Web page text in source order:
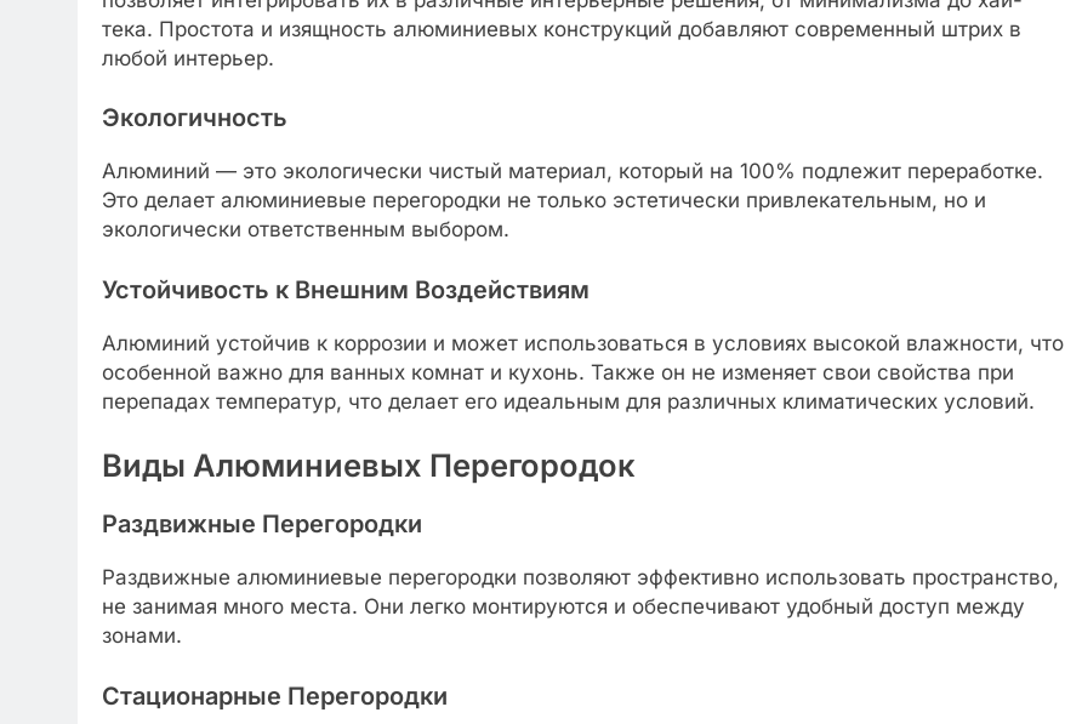
тека. Простота и изящность алюминиевых конструкций добавляют современный штрих в
любой интерьер.
Экологичность
Алюминий — это экологически чистый материал, который на 100% подлежит переработке.
Это делает алюминиевые перегородки не только эстетически привлекательным, но и
экологически ответственным выбором.
Устойчивость к Внешним Воздействиям
Алюминий устойчив к коррозии и может использоваться в условиях высокой влажности, что
особенной важно для ванных комнат и кухонь. Также он не изменяет свои свойства при
перепадах температур, что делает его идеальным для различных климатических условий.
Виды Алюминиевых Перегородок
Раздвижные Перегородки
Раздвижные алюминиевые перегородки позволяют эффективно использовать пространство,
не занимая много места. Они легко монтируются и обеспечивают удобный доступ между
зонами.
Стационарные Перегородки